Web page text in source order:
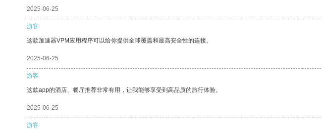
2025-06-25
游客
这款加速器VPM应用程序可以给你提供全球覆盖和最高安全性的连接。
2025-06-25
游客
这款app的酒店、餐厅推荐非常有用，让我能够享受到高品质的旅行体验。
2025-06-25
游客